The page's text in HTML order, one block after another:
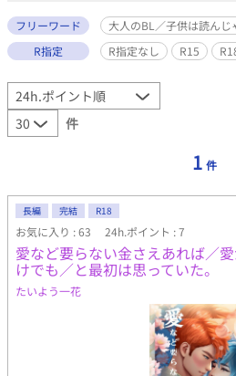
フリーワード
大人のBL／子供は読んじ
R指定
R指定なし R15
件
1 件
長編 完結 R18
お気に入り : 63 24h.ポイント : 7
愛など要らない金さえあれば／
けでも／と最初は思っていた。
たいよう一花